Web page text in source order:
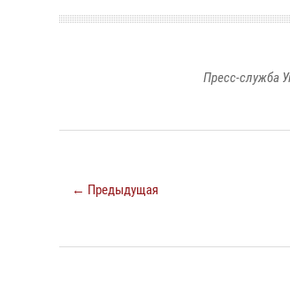
Пресс-служба
← Предыдущая